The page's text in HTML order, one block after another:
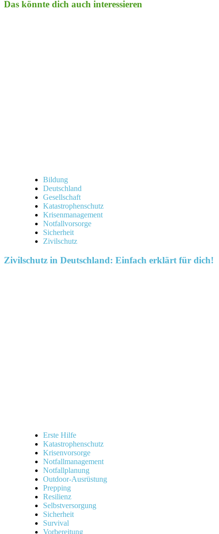
Das könnte dich auch interessieren
Bildung
Deutschland
Gesellschaft
Katastrophenschutz
Krisenmanagement
Notfallvorsorge
Sicherheit
Zivilschutz
Zivilschutz in Deutschland: Einfach erklärt für dich!
Erste Hilfe
Katastrophenschutz
Krisenvorsorge
Notfallmanagement
Notfallplanung
Outdoor-Ausrüstung
Prepping
Resilienz
Selbstversorgung
Sicherheit
Survival
Vorbereitung